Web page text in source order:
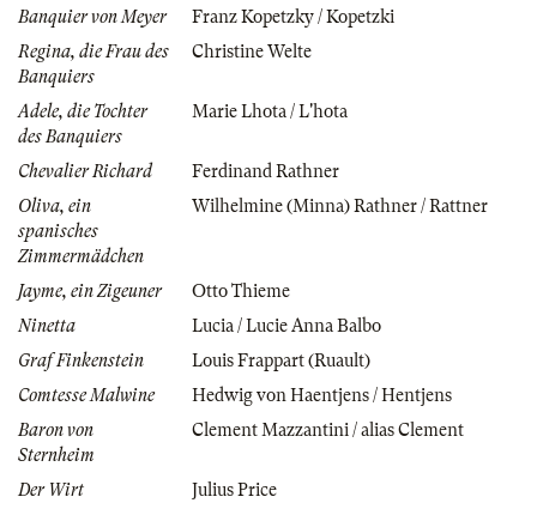
Banquier von Meyer
Franz Kopetzky / Kopetzki
Regina, die Frau des
Banquiers
Christine Welte
Adele, die Tochter
des Banquiers
Marie Lhota / L'hota
Chevalier Richard
Ferdinand Rathner
Oliva, ein
spanisches
Zimmermädchen
Wilhelmine (Minna) Rathner / Rattner
Jayme, ein Zigeuner
Otto Thieme
Ninetta
Lucia / Lucie Anna Balbo
Graf Finkenstein
Louis Frappart (Ruault)
Comtesse Malwine
Hedwig von Haentjens / Hentjens
Baron von
Sternheim
Clement Mazzantini / alias Clement
Der Wirt
Julius Price